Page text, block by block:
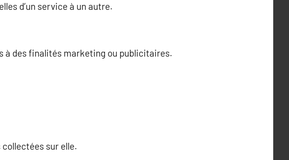
d’un service à un autre.
à des finalités marketing ou publicitaires.
sur elle.